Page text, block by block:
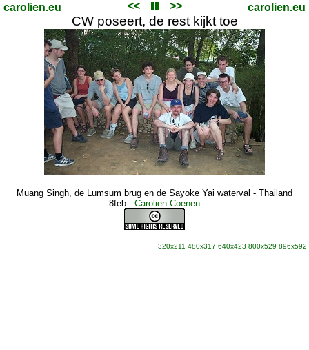
carolien.eu << >> carolien.eu
CW poseert, de rest kijkt toe
Muang Singh, de Lumsum brug en de Sayoke Yai waterval - Thailand
8feb - Carolien Coenen
320x211 480x317 640x423 800x529 896x592